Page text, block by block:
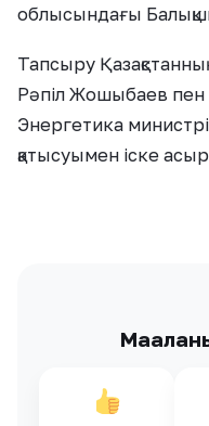
облысындағы
Тапсыру
Рәпіл Жошыбаев
Энергетика
қатысуымен іске